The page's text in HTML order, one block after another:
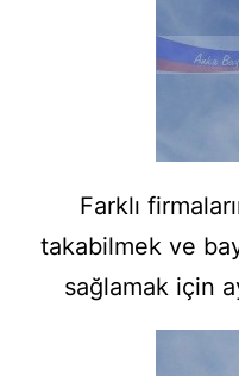
Farklı
takabilmek ve
sağlamak için